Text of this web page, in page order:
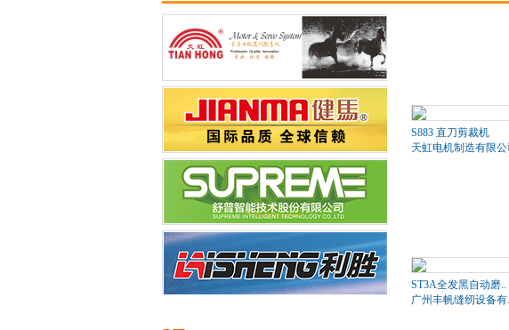
S883 直刀剪裁机
天虹电机制造有限公
ST3A全发黑自动磨..
广州丰帆缝纫设备有